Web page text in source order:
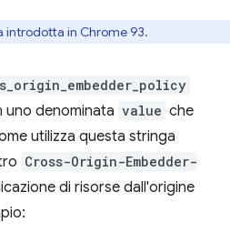
introdotta in Chrome 93.
denominata value che
utilizza questa stringa
Cross-Origin-Embedder-
di risorse dall'origine